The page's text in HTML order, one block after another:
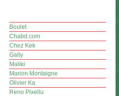
Boulet
Chabd.com
Chez Kek
Gally
Maliki
Marion Montaigne
Olivier Ka
Reno Pixellu